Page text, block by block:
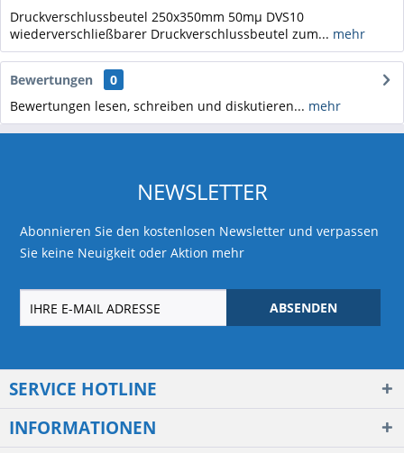
Druckverschlussbeutel 250x350mm 50mµ DVS10
wiederverschließbarer Druckverschlussbeutel zum... mehr
Bewertungen
0
Bewertungen lesen, schreiben und diskutieren... mehr
NEWSLETTER
Abonnieren Sie den kostenlosen Newsletter und verpassen
Sie keine Neuigkeit oder Aktion mehr
ABSENDEN
SERVICE HOTLINE
INFORMATIONEN